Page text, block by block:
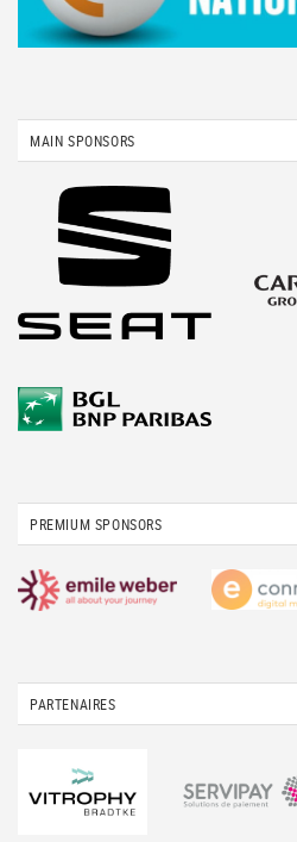
MAIN SPONSORS
PREMIUM SPONSORS
PARTENAIRES